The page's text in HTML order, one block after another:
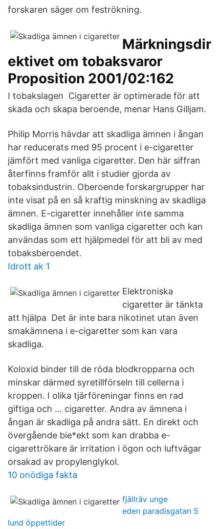
forskaren säger om feströkning.
Märkningsdir
ektivet om tobaksvaror
Proposition 2001/02:162
I tobakslagen Cigaretter är optimerade för att
skada och skapa beroende, menar Hans Gilljam.
Philip Morris hävdar att skadliga ämnen i ångan
har reducerats med 95 procent i e-cigaretter
jämfört med vanliga cigaretter. Den här siffran
återfinns framför allt i studier gjorda av
tobaksindustrin. Oberoende forskargrupper har
inte visat på en så kraftig minskning av skadliga
ämnen. E-cigaretter innehåller inte samma
skadliga ämnen som vanliga cigaretter och kan
användas som ett hjälpmedel för att bli av med
tobaksberoendet.
Idrott ak 1
Elektroniska
cigaretter är tänkta
att hjälpa Det är inte bara nikotinet utan även
smakämnena i e-cigaretter som kan vara
skadliga.
Koloxid binder till de röda blodkropparna och
minskar därmed syretillförseln till cellerna i
kroppen. I olika tjärföreningar finns en rad
giftiga och … cigaretter. Andra av ämnena i
ångan är skadliga på andra sätt. En direkt och
övergående bie*ekt som kan drabba e-
cigarettrökare är irritation i ögon och luftvägar
orsakad av propylenglykol.
10 onödiga fakta
fjällräv unge
eden paradisgatan 5
lund öppettider